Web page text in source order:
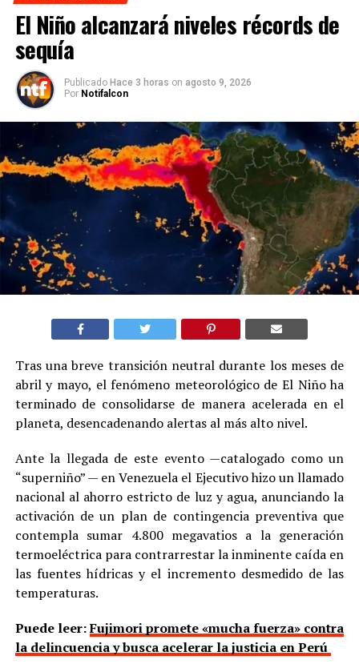
El Niño alcanzará niveles récords de
sequía
Publicado Hace 3 horas on agosto 9, 2026
Por Notifalcon
Tras una breve transición neutral durante los meses de
abril y mayo, el fenómeno meteorológico de El Niño ha
terminado de consolidarse de manera acelerada en el
planeta, desencadenando alertas al más alto nivel.
Ante la llegada de este evento —catalogado como un
“superniño” — en Venezuela el Ejecutivo hizo un llamado
nacional al ahorro estricto de luz y agua, anunciando la
activación de un plan de contingencia preventiva que
contempla sumar 4.800 megavatios a la generación
termoeléctrica para contrarrestar la inminente caída en
las fuentes hídricas y el incremento desmedido de las
temperaturas.
Puede leer:Fujimori promete «mucha fuerza» contra
la delincuencia y busca acelerar la justicia en Perú